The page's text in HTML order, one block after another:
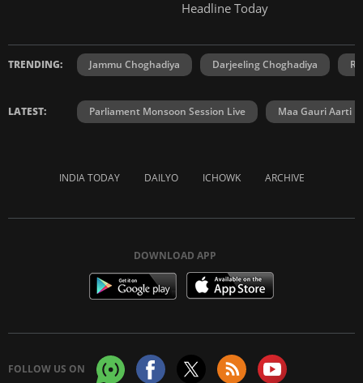
Headline Today
TRENDING: Jammu Choghadiya Darjeeling Choghadiya
LATEST: Parliament Monsoon Session Live Maa Gauri Aarti
INDIA TODAY DAILYO ICHOWK ARCHIVE
DOWNLOAD APP
FOLLOW US ON